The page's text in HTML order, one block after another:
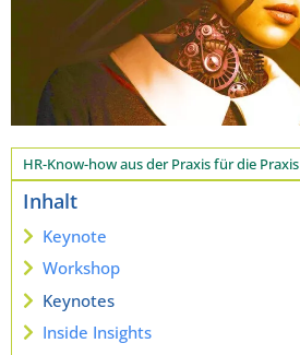
HR-Know-how aus der Praxis für die Praxis
Inhalt
Keynote
Workshop
Keynotes
Inside Insights